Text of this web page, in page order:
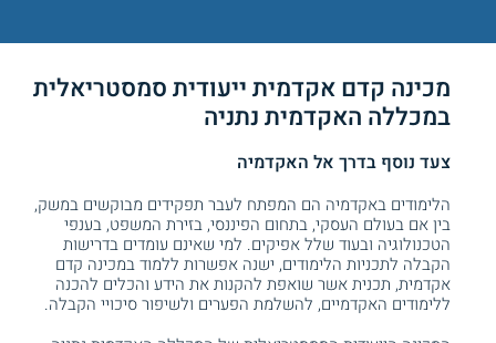
מכינה קדם אקדמית ייעודית סמסטריאלית
במכללה האקדמית נתניה
צעד נוסף בדרך אל האקדמיה
הלימודים באקדמיה הם המפתח לעבר תפקידים מבוקשים במשק,
בין אם בעולם העסקי, בתחום הפיננסי, בזירת המשפט, בענפי
הטכנולוגיה ובעוד שלל אפיקים. למי שאינם עומדים בדרישות
הקבלה לתכניות הלימודים, ישנה אפשרות ללמוד במכינה קדם
אקדמית, תכנית אשר שואפת להקנות את הידע והכלים להכנה
ללימודים האקדמיים, להשלמת הפערים ולשיפור סיכויי הקבלה.